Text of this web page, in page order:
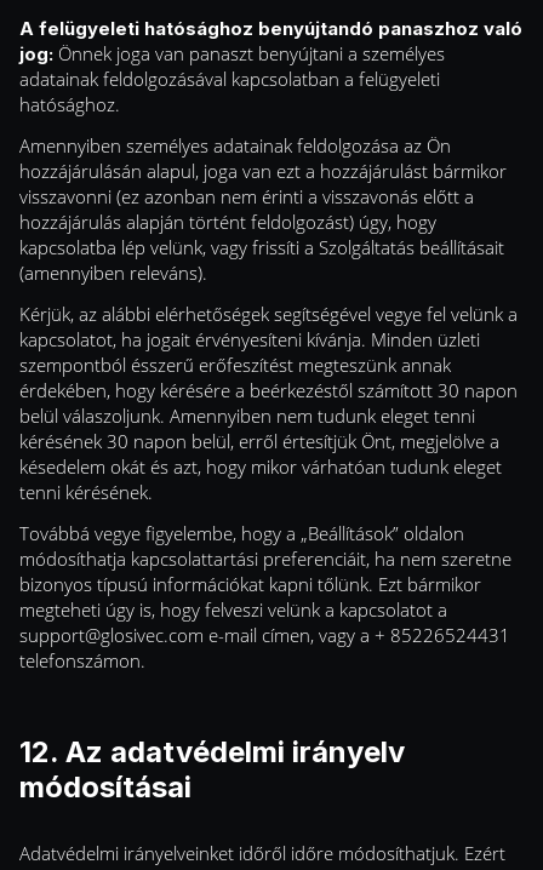
A felügyeleti hatósághoz benyújtandó panaszhoz való
jog: Önnek joga van panaszt benyújtani a személyes
adatainak feldolgozásával kapcsolatban a felügyeleti
hatósághoz.
Amennyiben személyes adatainak feldolgozása az Ön
hozzájárulásán alapul, joga van ezt a hozzájárulást bármikor
visszavonni (ez azonban nem érinti a visszavonás előtt a
hozzájárulás alapján történt feldolgozást) úgy, hogy
kapcsolatba lép velünk, vagy frissíti a Szolgáltatás beállításait
(amennyiben releváns).
Kérjük, az alábbi elérhetőségek segítségével vegye fel velünk a
kapcsolatot, ha jogait érvényesíteni kívánja. Minden üzleti
szempontból ésszerű erőfeszítést megteszünk annak
érdekében, hogy kérésére a beérkezéstől számított 30 napon
belül válaszoljunk. Amennyiben nem tudunk eleget tenni
kérésének 30 napon belül, erről értesítjük Önt, megjelölve a
késedelem okát és azt, hogy mikor várhatóan tudunk eleget
tenni kérésének.
Továbbá vegye figyelembe, hogy a „Beállítások” oldalon
módosíthatja kapcsolattartási preferenciáit, ha nem szeretne
bizonyos típusú információkat kapni tőlünk. Ezt bármikor
megteheti úgy is, hogy felveszi velünk a kapcsolatot a
support@glosivec.com e-mail címen, vagy a + 85226524431
telefonszámon.
12. Az adatvédelmi irányelv
módosításai
Adatvédelmi irányelveinket időről időre módosíthatjuk. Ezért